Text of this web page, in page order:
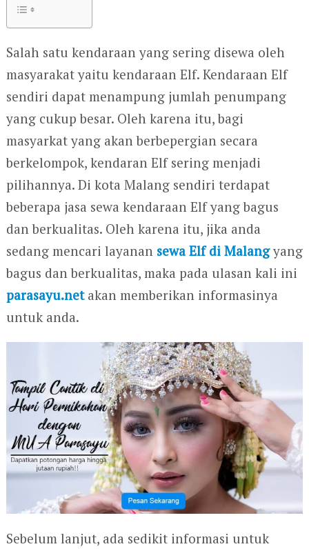
Salah satu kendaraan yang sering disewa oleh
masyarakat yaitu kendaraan Elf. Kendaraan Elf
sendiri dapat menampung jumlah penumpang
yang cukup besar. Oleh karena itu, bagi
masyarkat yang akan berbepergian secara
berkelompok, kendaran Elf sering menjadi
pilihannya. Di kota Malang sendiri terdapat
beberapa jasa sewa kendaraan Elf yang bagus
dan berkualitas. Oleh karena itu, jika anda
sedang mencari layanan sewa Elf di Malangyang
bagus dan berkualitas, maka pada ulasan kali ini
parasayu.netakan memberikan informasinya
untuk anda.
Sebelum lanjut, ada sedikit informasi untuk